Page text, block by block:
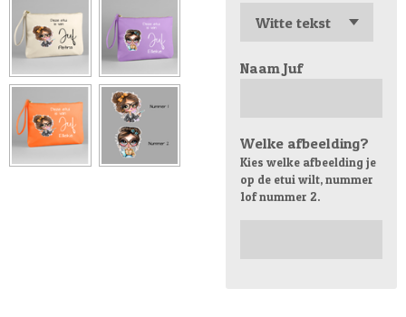
Naam Juf
Welke afbeelding?
Kies welke afbeelding je
op de etui wilt, nummer
1of nummer 2.